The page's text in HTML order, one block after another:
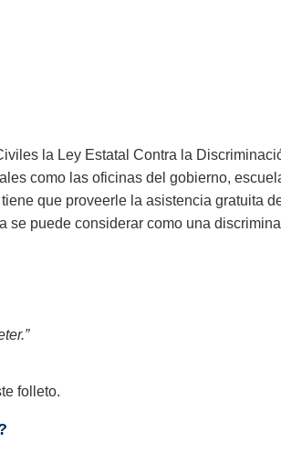
la Ley Estatal Contra la
como las oficinas del gobierno,
que proveerle la asistencia gratuita
puede considerar como una
folleto.